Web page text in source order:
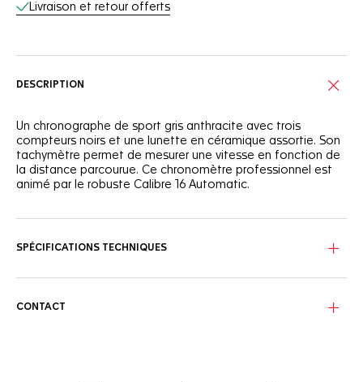
Livraison et retour offerts
DESCRIPTION
Un chronographe de sport gris anthracite avec trois
compteurs noirs et une lunette en céramique assortie. Son
tachymètre permet de mesurer une vitesse en fonction de
la distance parcourue. Ce chronomètre professionnel est
animé par le robuste Calibre 16 Automatic.
SPÉCIFICATIONS TECHNIQUES
CONTACT